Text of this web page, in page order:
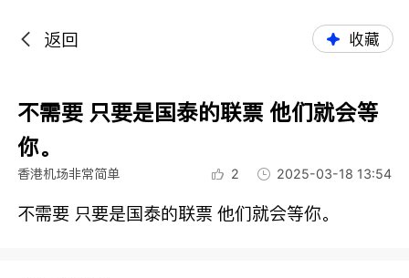
返回 收藏
不需要 只要是国泰的联票 他们就会等
你。
香港机场非常简单 2 2025-03-18 13:54
不需要 只要是国泰的联票 他们就会等你。